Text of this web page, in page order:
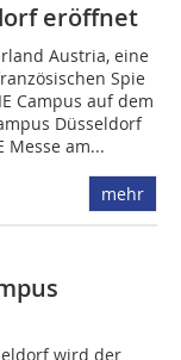
eröffnet
Austria, eine
Spie
Campus auf dem
Düsseldorf
Messe am...
mehr
wird der